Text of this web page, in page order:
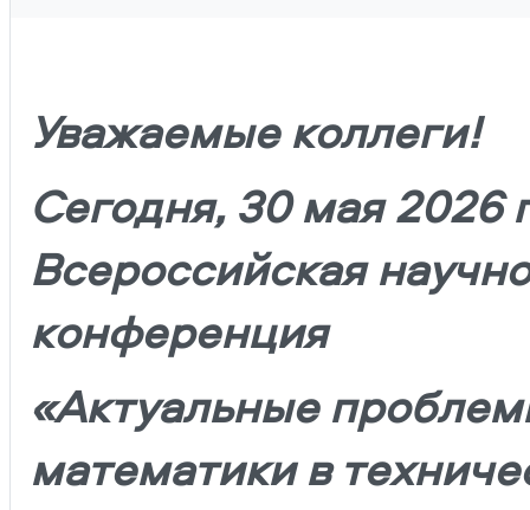
Уважаемые коллеги!
Сегодня, 30 мая 2026
Всероссийская
конференция
«Актуальные
математики в